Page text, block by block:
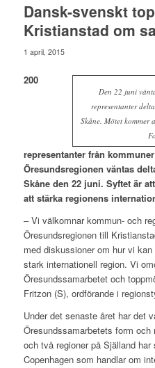
Dansk-svenskt
Kristianstad om
1 april, 2015
Den 22 juni
representanter
Skåne. Mötet kommer
200
representanter från
Öresundsregionen väntas
Skåne den 22 juni. Syftet är
att stärka regionens
– Vi välkomnar kommun- och
Öresundsregionen till
med diskussioner om hur vi
stark internationell region. Vi
Öresundssamarbetet och
Fritzon (S), ordförande i
Under det senaste året har det
Öresundssamarbetets form
och två regioner på Själland
Copenhagen som handlar om